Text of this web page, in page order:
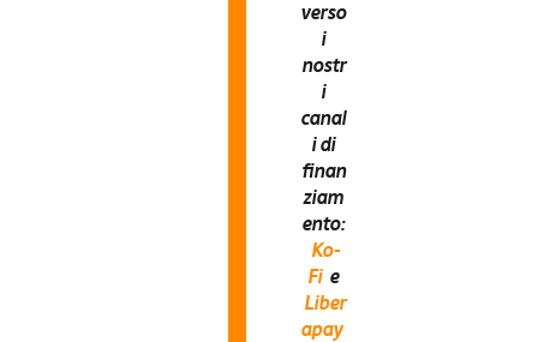
verso
i
nostr
i
canal
i di
finan
ziam
ento:
Ko-
Fi e
Liber
apay